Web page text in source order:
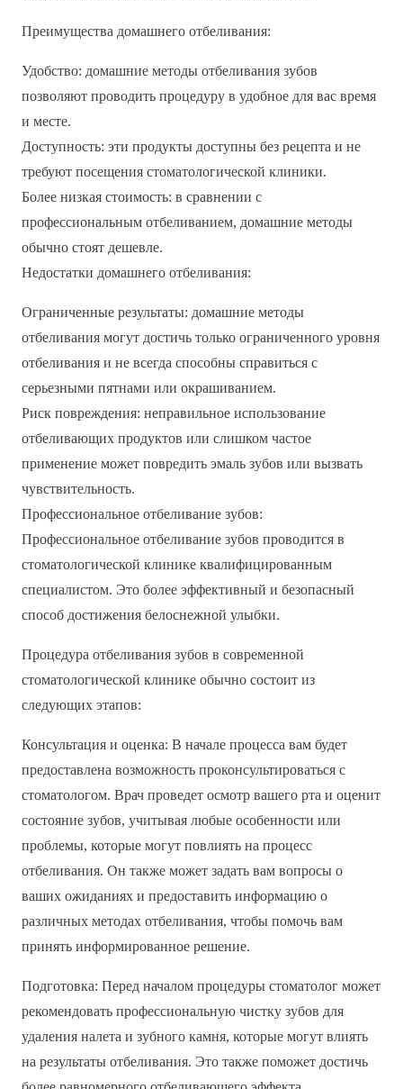
Преимущества домашнего отбеливания:
Удобство: домашние методы отбеливания зубов
позволяют проводить процедуру в удобное для вас время
и месте.
Доступность: эти продукты доступны без рецепта и не
требуют посещения стоматологической клиники.
Более низкая стоимость: в сравнении с
профессиональным отбеливанием, домашние методы
обычно стоят дешевле.
Недостатки домашнего отбеливания:
Ограниченные результаты: домашние методы
отбеливания могут достичь только ограниченного уровня
отбеливания и не всегда способны справиться с
серьезными пятнами или окрашиванием.
Риск повреждения: неправильное использование
отбеливающих продуктов или слишком частое
применение может повредить эмаль зубов или вызвать
чувствительность.
Профессиональное отбеливание зубов:
Профессиональное отбеливание зубов проводится в
стоматологической клинике квалифицированным
специалистом. Это более эффективный и безопасный
способ достижения белоснежной улыбки.
Процедура отбеливания зубов в современной
стоматологической клинике обычно состоит из
следующих этапов:
Консультация и оценка: В начале процесса вам будет
предоставлена возможность проконсультироваться с
стоматологом. Врач проведет осмотр вашего рта и оценит
состояние зубов, учитывая любые особенности или
проблемы, которые могут повлиять на процесс
отбеливания. Он также может задать вам вопросы о
ваших ожиданиях и предоставить информацию о
различных методах отбеливания, чтобы помочь вам
принять информированное решение.
Подготовка: Перед началом процедуры стоматолог может
рекомендовать профессиональную чистку зубов для
удаления налета и зубного камня, которые могут влиять
на результаты отбеливания. Это также поможет достичь